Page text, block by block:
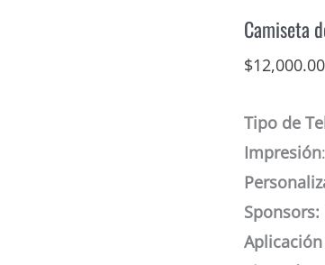
Camiseta
$12,000.00
Tipo de
Impresión
Sponsors: